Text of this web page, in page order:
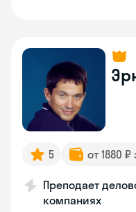
5 от 1880
Преподает
компаниях